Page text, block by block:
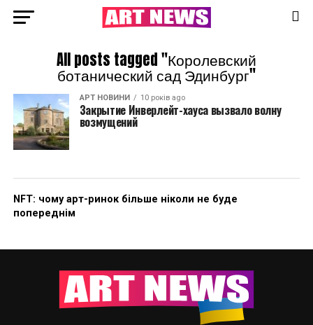
All posts tagged "Королевский
ботанический сад Эдинбург"
АРТ НОВИНИ 10 років ago
Закрытие Инверлейт-хауса вызвало волну
возмущений
NFT: чому арт-ринок більше ніколи не буде
попереднім